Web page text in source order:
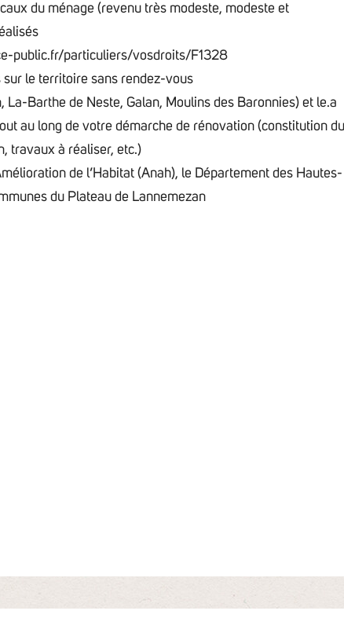
du ménage (revenu très modeste, modeste et
public.fr/particuliers/vosdroits/F1328
sur le territoire sans rendez-vous
Barthe de Neste, Galan, Moulins des Baronnies) et le.a
au long de votre démarche de rénovation (constitution du
travaux à réaliser, etc.)
de l’Habitat (Anah), le Département des Hautes-
du Plateau de Lannemezan